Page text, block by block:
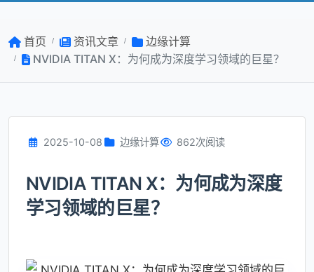
首页 资讯文章
边缘计算
NVIDIA TITAN X：为何成为深度学习领域的巨星？
2025-10-08 边缘计算 862次阅读
NVIDIA TITAN X：为何成为深度
学习领域的巨星？